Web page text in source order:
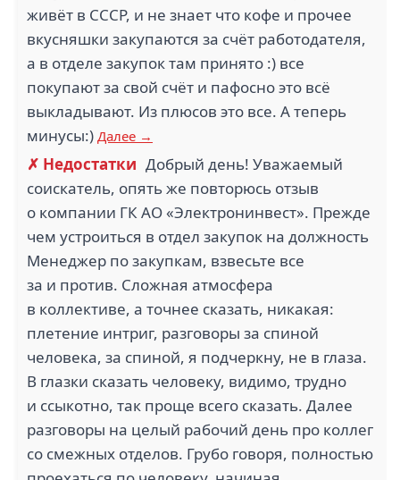
живёт в СССР, и не знает что кофе и прочее
вкусняшки закупаются за счёт работодателя,
а в отделе закупок там принято :) все
покупают за свой счёт и пафосно это всё
выкладывают. Из плюсов это все. А теперь
минусы:) Далее →
✗ Недостатки Добрый день! Уважаемый
соискатель, опять же повторюсь отзыв
о компании ГК АО «Электронинвест». Прежде
чем устроиться в отдел закупок на должность
Менеджер по закупкам, взвесьте все
за и против. Сложная атмосфера
в коллективе, а точнее сказать, никакая:
плетение интриг, разговоры за спиной
человека, за спиной, я подчеркну, не в глаза.
В глазки сказать человеку, видимо, трудно
и ссыкотно, так проще всего сказать. Далее
разговоры на целый рабочий день про коллег
со смежных отделов. Грубо говоря, полностью